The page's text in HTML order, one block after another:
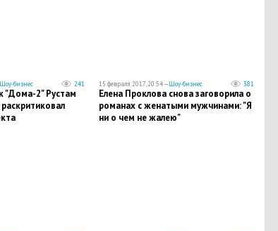
бизнес 241
"Дома-2" Рустам
15 февраля 2017, 20:54 —Шоу-бизнес 381
Елена Проклова снова заговорила о
романах с женатыми мужчинами: "Я
ни о чем не жалею"